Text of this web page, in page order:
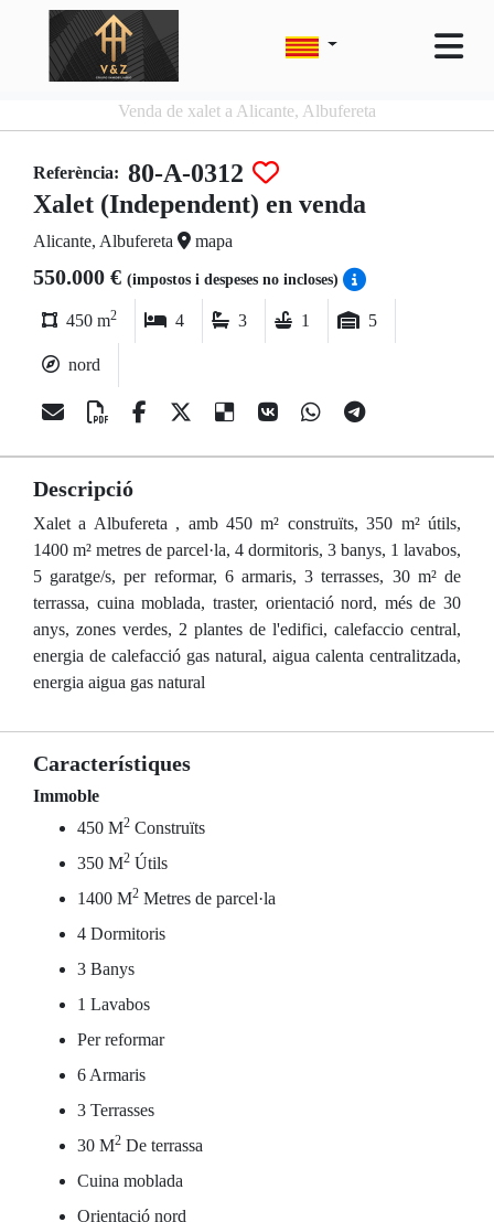
Venda de xalet a Alicante, Albufereta
Referència: 80-A-0312
Xalet (Independent) en venda
Alicante, Albufereta mapa
550.000 € (impostos i despeses no incloses)
450 m2 4 3 1 5
nord
Descripció
Xalet a Albufereta , amb 450 m² construïts, 350 m² útils,
1400 m² metres de parcel·la, 4 dormitoris, 3 banys, 1 lavabos,
5 garatge/s, per reformar, 6 armaris, 3 terrasses, 30 m² de
terrassa, cuina moblada, traster, orientació nord, més de 30
anys, zones verdes, 2 plantes de l'edifici, calefaccio central,
energia de calefacció gas natural, aigua calenta centralitzada,
energia aigua gas natural
Característiques
Immoble
450 M2 Construïts
350 M2 Útils
1400 M2 Metres de parcel·la
4 Dormitoris
3 Banys
1 Lavabos
Per reformar
6 Armaris
3 Terrasses
30 M2 De terrassa
Cuina moblada
Orientació nord